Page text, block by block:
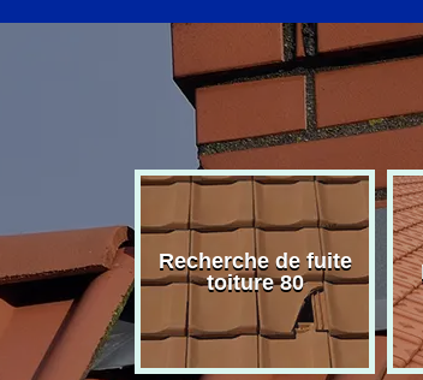
80
Recherche de fuite
toiture 80